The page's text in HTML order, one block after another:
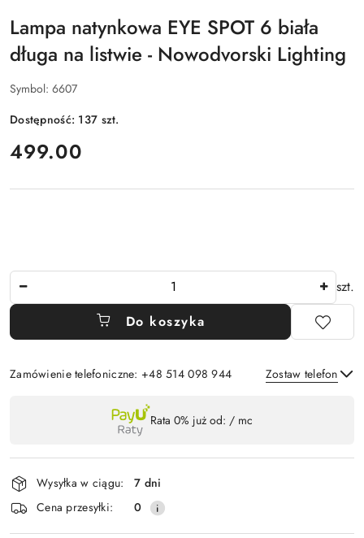
Lampa natynkowa EYE SPOT 6 biała
długa na listwie - Nowodvorski Lighting
Symbol: 6607
Dostępność: 137 szt.
cena:
499.00
szt.
Do koszyka
Zamówienie telefoniczne: +48 514 098 944 Zostaw telefon
płatność
i
dostawa
Rata 0% już od: / mc
Wysyłka w ciągu:
7 dni
Cena przesyłki:
0